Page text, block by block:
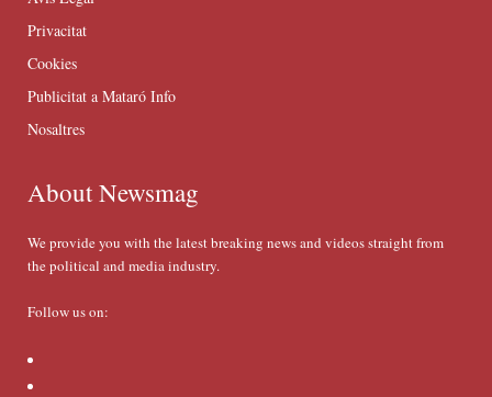
Privacitat
Cookies
Publicitat a Mataró Info
Nosaltres
About Newsmag
We provide you with the latest breaking news and videos straight from
the political and media industry.
Follow us on: